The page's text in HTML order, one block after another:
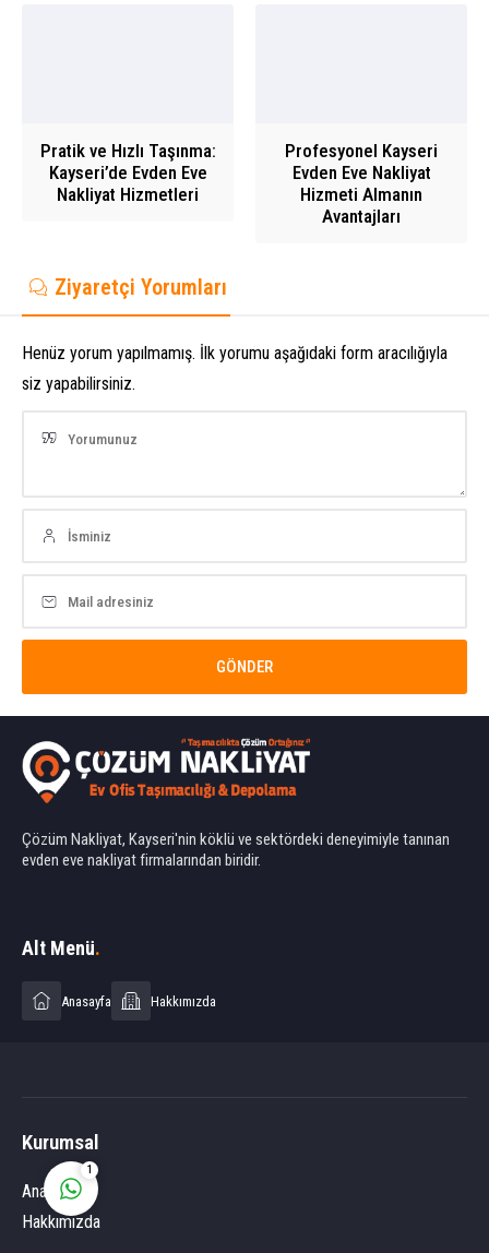
Pratik ve Hızlı Taşınma:
Kayseri’de Evden Eve
Nakliyat Hizmetleri
Profesyonel Kayseri
Evden Eve Nakliyat
Hizmeti Almanın
Avantajları
Ziyaretçi Yorumları
Henüz yorum yapılmamış. İlk yorumu aşağıdaki form aracılığıyla
siz yapabilirsiniz.
Çözüm Nakliyat, Kayseri'nin köklü ve sektördeki deneyimiyle tanınan
evden eve nakliyat firmalarından biridir.
Alt Menü.
Anasayfa Hakkımızda
Kurumsal
Anasayfa
Hakkımızda
1